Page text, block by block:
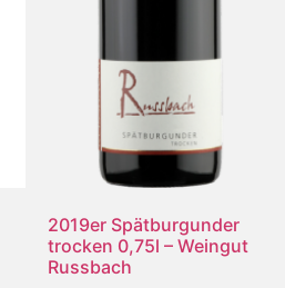
2019er Spätburgunder
trocken 0,75l – Weingut
Russbach